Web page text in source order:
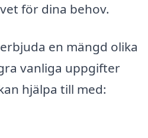
för dina behov.
en mängd olika
vanliga uppgifter
hjälpa till med: